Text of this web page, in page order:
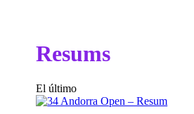
Resums
El último